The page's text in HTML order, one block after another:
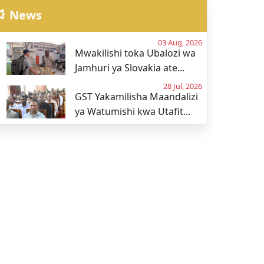
News
Mwakilishi toka Ubalozi wa
Jamhuri ya Slovakia ate...
03 Aug, 2026
GST Yakamilisha Maandalizi
ya Watumishi kwa Utafit...
28 Jul, 2026